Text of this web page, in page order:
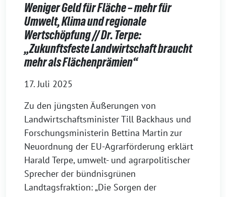
Weniger Geld für Fläche – mehr für
Umwelt, Klima und regionale
Wertschöpfung // Dr. Terpe:
„Zukunftsfeste Landwirtschaft braucht
mehr als Flächenprämien“
17. Juli 2025
Zu den jüngsten Äußerungen von
Landwirtschaftsminister Till Backhaus und
Forschungsministerin Bettina Martin zur
Neuordnung der EU-Agrarförderung erklärt
Harald Terpe, umwelt- und agrarpolitischer
Sprecher der bündnisgrünen
Landtagsfraktion: „Die Sorgen der